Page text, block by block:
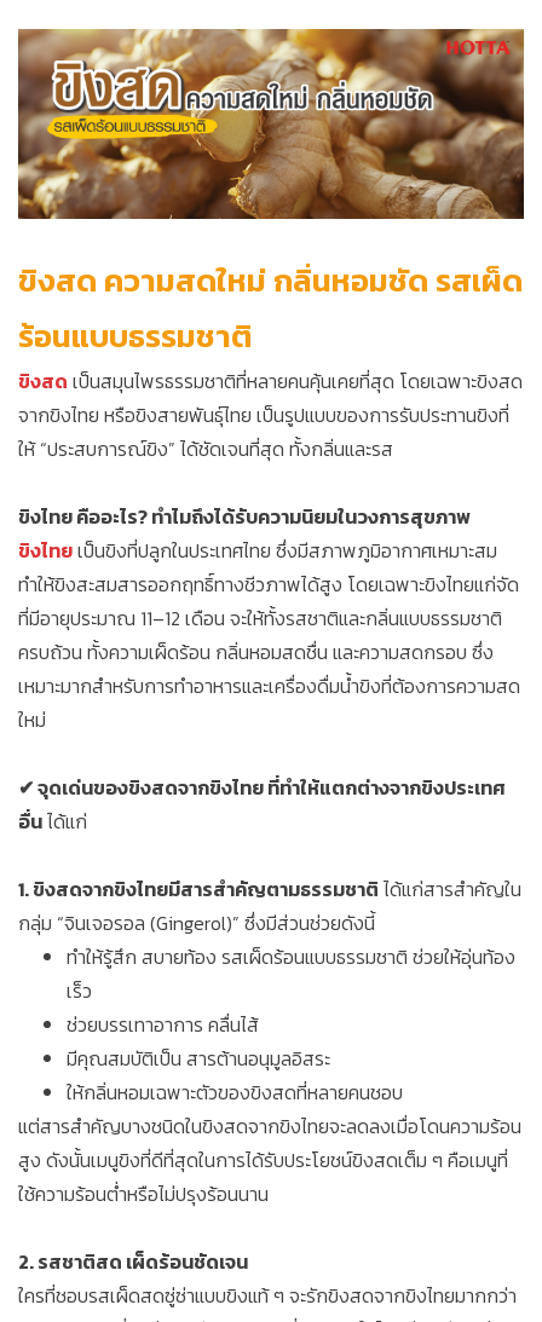
ขิงสด ความสดใหม่ กลิ่นหอมชัด รสเผ็ด
ร้อนแบบธรรมชาติ
ขิงสด เป็นสมุนไพรธรรมชาติที่หลายคนคุ้นเคยที่สุด โดยเฉพาะขิงสด
จากขิงไทย หรือขิงสายพันธุ์ไทย เป็นรูปแบบของการรับประทานขิงที่
ให้ “ประสบการณ์ขิง” ได้ชัดเจนที่สุด ทั้งกลิ่นและรส
ขิงไทย คืออะไร? ทำไมถึงได้รับความนิยมในวงการสุขภาพ
ขิงไทยเป็นขิงที่ปลูกในประเทศไทย ซึ่งมีสภาพภูมิอากาศเหมาะสม
ทำให้ขิงสะสมสารออกฤทธิ์ทางชีวภาพได้สูง โดยเฉพาะขิงไทยแก่จัด
ที่มีอายุประมาณ 11–12 เดือน จะให้ทั้งรสชาติและกลิ่นแบบธรรมชาติ
ครบถ้วน ทั้งความเผ็ดร้อน กลิ่นหอมสดชื่น และความสดกรอบ ซึ่ง
เหมาะมากสำหรับการทำอาหารและเครื่องดื่มน้ำขิงที่ต้องการความสด
ใหม่
✔ จุดเด่นของขิงสดจากขิงไทย ที่ทำให้แตกต่างจากขิงประเทศ
อื่นได้แก่
1. ขิงสดจากขิงไทยมีสารสำคัญตามธรรมชาติ ได้แก่สารสำคัญใน
กลุ่ม “จินเจอรอล (Gingerol)” ซึ่งมีส่วนช่วยดังนี้
ทำให้รู้สึก สบายท้อง รสเผ็ดร้อนแบบธรรมชาติ ช่วยให้อุ่นท้อง
เร็ว
ช่วยบรรเทาอาการ คลื่นไส้
มีคุณสมบัติเป็น สารต้านอนุมูลอิสระ
ให้กลิ่นหอมเฉพาะตัวของขิงสดที่หลายคนชอบ
แต่สารสำคัญบางชนิดในขิงสดจากขิงไทยจะลดลงเมื่อโดนความร้อน
สูง ดังนั้นเมนูขิงที่ดีที่สุดในการได้รับประโยชน์ขิงสดเต็ม ๆ คือเมนูที่
ใช้ความร้อนต่ำหรือไม่ปรุงร้อนนาน
2. รสชาติสด เผ็ดร้อนชัดเจน
ใครที่ชอบรสเผ็ดสดซู่ซ่าแบบขิงแท้ ๆ จะรักขิงสดจากขิงไทยมากกว่า